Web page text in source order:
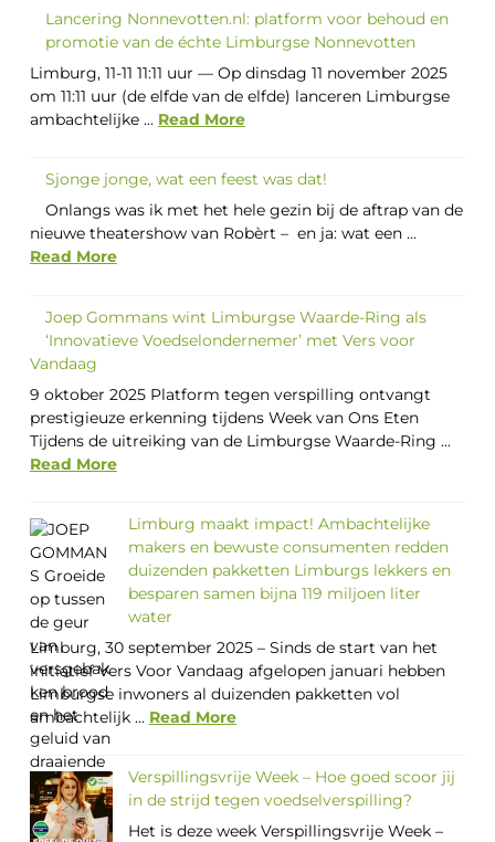
Lancering Nonnevotten.nl: platform voor behoud en
promotie van de échte Limburgse Nonnevotten
Limburg, 11-11 11:11 uur — Op dinsdag 11 november 2025
om 11:11 uur (de elfde van de elfde) lanceren Limburgse
ambachtelijke ... Read More
Sjonge jonge, wat een feest was dat!
Onlangs was ik met het hele gezin bij de aftrap van de
nieuwe theatershow van Robèrt – en ja: wat een ...
Read More
Joep Gommans wint Limburgse Waarde-Ring als
‘Innovatieve Voedselondernemer’ met Vers voor
Vandaag
9 oktober 2025 Platform tegen verspilling ontvangt
prestigieuze erkenning tijdens Week van Ons Eten
Tijdens de uitreiking van de Limburgse Waarde-Ring ...
Read More
Limburg maakt impact! Ambachtelijke
makers en bewuste consumenten redden
duizenden pakketten Limburgs lekkers en
besparen samen bijna 119 miljoen liter
water
Limburg, 30 september 2025 – Sinds de start van het
initiatief Vers Voor Vandaag afgelopen januari hebben
Limburgse inwoners al duizenden pakketten vol
ambachtelijk ... Read More
Verspillingsvrije Week – Hoe goed scoor jij
in de strijd tegen voedselverspilling?
Het is deze week Verspillingsvrije Week –